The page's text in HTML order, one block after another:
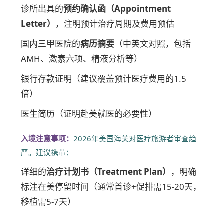
诊所出具的预约确认函（Appointment
Letter）
，注明预计治疗周期及费用预估
国内三甲医院的病历摘要 （中英文对照，包括
AMH、激素六项、精液分析等）
银行存款证明（建议覆盖预计医疗费用的1.5
倍）
医生简历（证明赴美就医的必要性）
入境注意事项： 2026年美国海关对医疗旅游者审查趋
严。建议携带：
详细的治疗计划书（Treatment Plan）
，明确
标注在美停留时间（通常首诊+促排需15-20天，
移植需5-7天）